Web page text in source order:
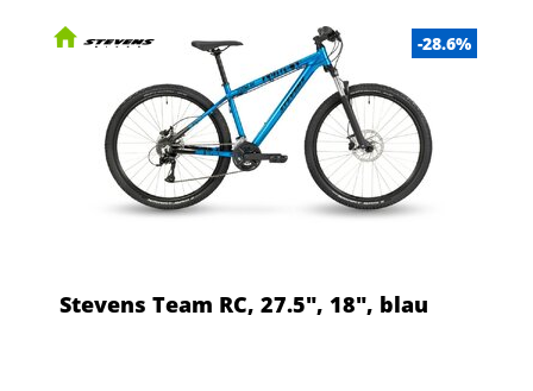
-28.6%
Stevens Team RC, 27.5", 18", blau